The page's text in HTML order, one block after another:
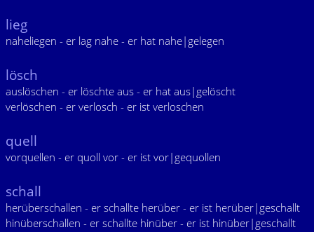
lieg
naheliegen - er lag nahe - er hat nahe|gelegen
lösch
auslöschen - er löschte aus - er hat aus|gelöscht
verlöschen - er verlosch - er ist verloschen
quell
vorquellen - er quoll vor - er ist vor|gequollen
schall
herüberschallen - er schallte herüber - er ist herüber|geschallt
hinüberschallen - er schallte hinüber - er ist hinüber|geschallt